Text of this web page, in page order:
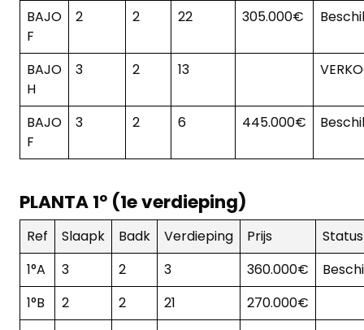
BAJO
F
2 2 22 305.000€
BAJO
H
3 2 13
BAJO
F
3 2 6 445.000€
PLANTA 1º (1e verdieping)
Ref Slaapk Badk Verdieping Prijs
Status
1°A
3 2 3 360.000€
1°B
2 2 21
270.000€